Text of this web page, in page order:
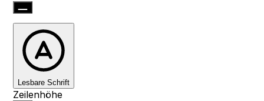
Lesbare Schrift
Zeilenhöhe